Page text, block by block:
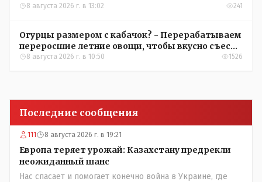
8 августа 2026 г. в 13:02 241
Огурцы размером с кабачок? - Перерабатываем
переросшие летние овощи, чтобы вкусно съесть
зимой
8 августа 2026 г. в 10:50 1526
Последние сообщения
111 8 августа 2026 г. в 19:21
Европа теряет урожай: Казахстану предрекли
неожиданный шанс
Нас спасает и помогает конечно война в Украине, где